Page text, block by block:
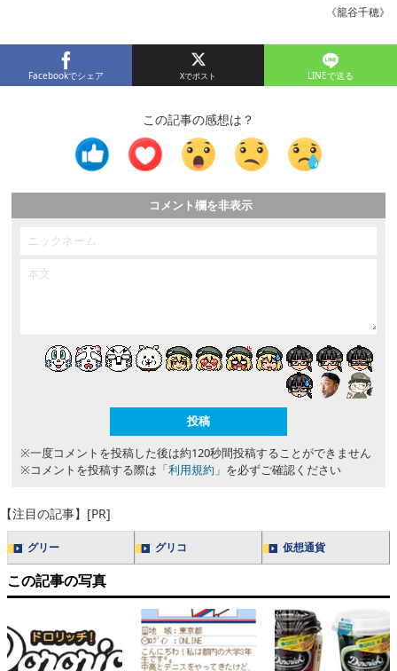
《籠谷千穂》
Facebookでシェア LINEで送る
この記事の感想は？
コメント欄を非表示
※一度コメントを投稿した後は約120秒間投稿することができません
※コメントを投稿する際は 「利用規約」 を必ずご確認ください
【注目の記事】[PR]
グリー グリコ 仮想通貨
この記事の写真